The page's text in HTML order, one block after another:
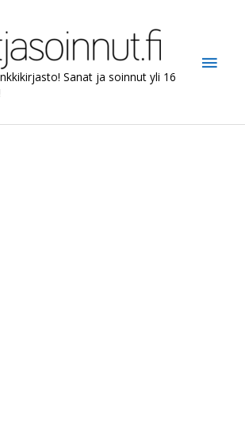
Sanat ja soinnut yli 16